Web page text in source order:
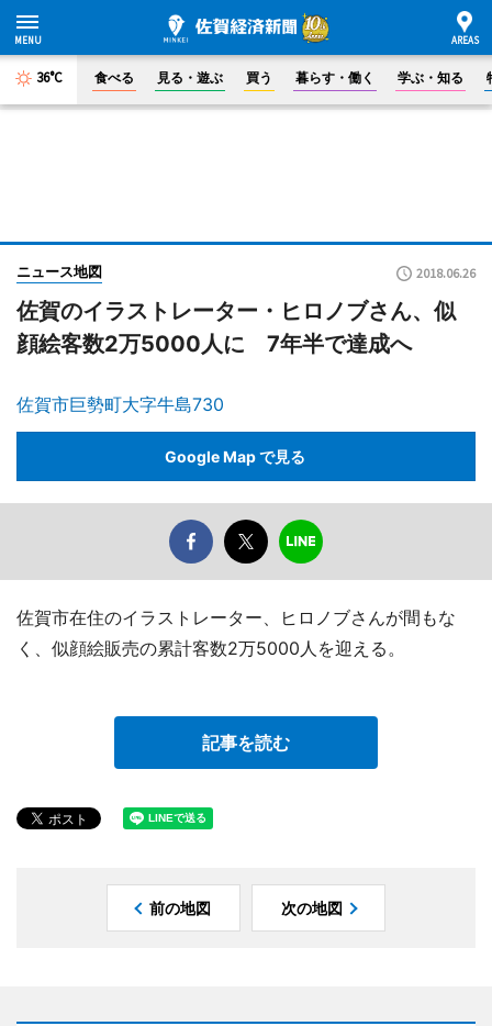
36°C 食べる 見る・遊ぶ 買う 暮らす・働く 学ぶ・知る
ニュース地図 2018.06.26
佐賀のイラストレーター・ヒロノブさん、似
顔絵客数2万5000人に 7年半で達成へ
佐賀市巨勢町大字牛島730
Google Map で見る
佐賀市在住のイラストレーター、ヒロノブさんが間もな
く、似顔絵販売の累計客数2万5000人を迎える。
記事を読む
前の地図 次の地図